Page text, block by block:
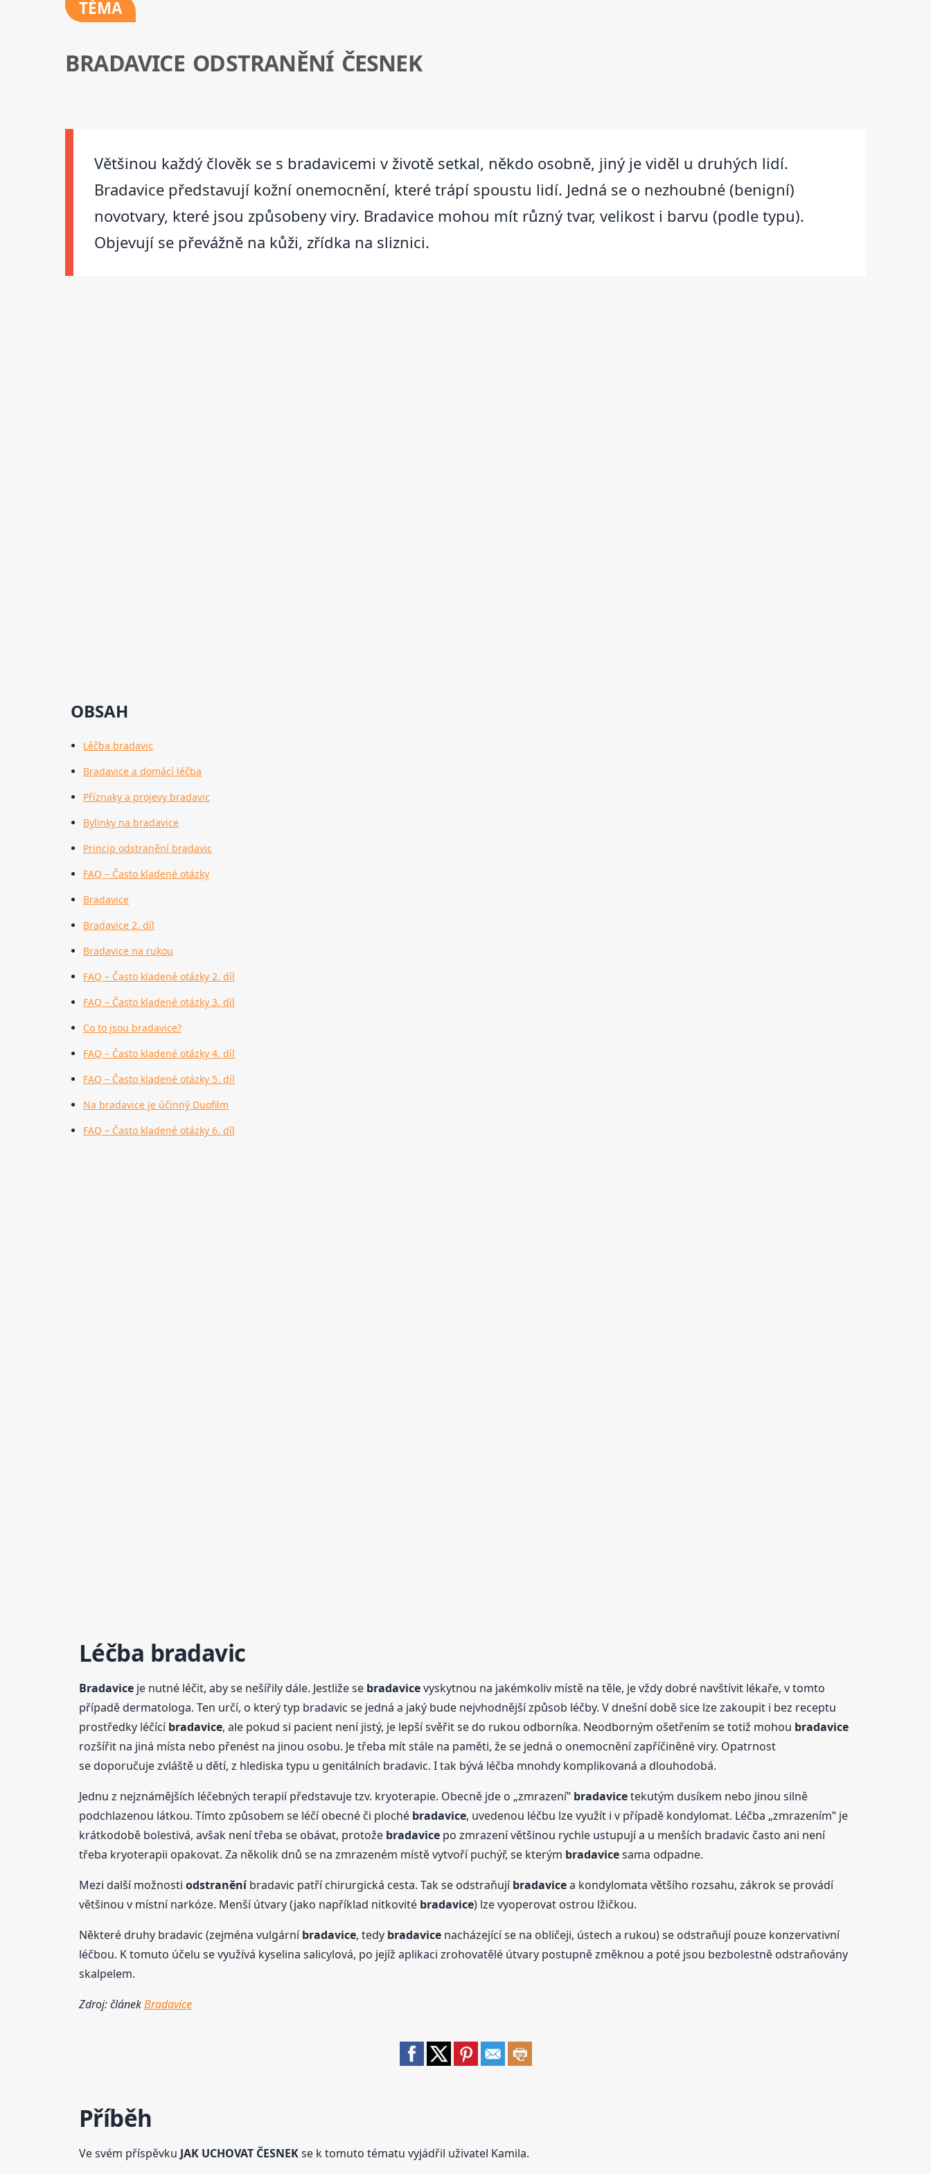
TÉMA
BRADAVICE ODSTRANĚNÍ ČESNEK
Většinou každý člověk se s bradavicemi v životě setkal, někdo osobně, jiný je viděl u druhých lidí.
Bradavice představují kožní onemocnění, které trápí spoustu lidí. Jedná se o nezhoubné (benigní)
novotvary, které jsou způsobeny viry. Bradavice mohou mít různý tvar, velikost i barvu (podle typu).
Objevují se převážně na kůži, zřídka na sliznici.
OBSAH
Léčba bradavic
Bradavice a domácí léčba
Příznaky a projevy bradavic
Bylinky na bradavice
Princip odstranění bradavic
FAQ – Často kladené otázky
Bradavice
Bradavice 2. díl
Bradavice na rukou
FAQ – Často kladené otázky 2. díl
FAQ – Často kladené otázky 3. díl
Co to jsou bradavice?
FAQ – Často kladené otázky 4. díl
FAQ – Často kladené otázky 5. díl
Na bradavice je účinný Duofilm
FAQ – Často kladené otázky 6. díl
Léčba bradavic
Bradaviceje nutné léčit, aby se nešířily dále. Jestliže se bradavicevyskytnou na jakémkoliv místě na těle, je vždy dobré navštívit lékaře, v tomto
případě dermatologa. Ten určí, o který typ bradavic se jedná a jaký bude nejvhodnější způsob léčby. V dnešní době sice lze zakoupit i bez receptu
prostředky léčícíbradavice, ale pokud si pacient není jistý, je lepší svěřit se do rukou odborníka. Neodborným ošetřením se totiž mohou bradavice
rozšířit na jiná místa nebo přenést na jinou osobu. Je třeba mít stále na paměti, že se jedná o onemocnění zapříčiněné viry. Opatrnost
se doporučuje zvláště u dětí, z hlediska typu u genitálních bradavic. I tak bývá léčba mnohdy komplikovaná a dlouhodobá.
Jednu z nejznámějších léčebných terapií představuje tzv. kryoterapie. Obecně jde o „zmrazení‟ bradavicetekutým dusíkem nebo jinou silně
podchlazenou látkou. Tímto způsobem se léčí obecné či ploché bradavice, uvedenou léčbu lze využít i v případě kondylomat. Léčba „zmrazením‟ je
krátkodobě bolestivá, avšak není třeba se obávat, protože bradavicepo zmrazení většinou rychle ustupují a u menších bradavic často ani není
třeba kryoterapii opakovat. Za několik dnů se na zmrazeném místě vytvoří puchýř, se kterým bradavicesama odpadne.
Mezi další možnosti odstraněníbradavic patří chirurgická cesta. Tak se odstraňujíbradavicea kondylomata většího rozsahu, zákrok se provádí
většinou v místní narkóze. Menší útvary (jako například nitkovité bradavice) lze vyoperovat ostrou lžičkou.
Některé druhy bradavic (zejména vulgárníbradavice, tedy bradavicenacházející se na obličeji, ústech a rukou) se odstraňují pouze konzervativní
léčbou. K tomuto účelu se využívá kyselina salicylová, po jejíž aplikaci zrohovatělé útvary postupně změknou a poté jsou bezbolestně odstraňovány
skalpelem.
Zdroj: článekBradavice
Příběh
Ve svém příspěvku JAK UCHOVAT ČESNEKse k tomuto tématu vyjádřil uživatel Kamila.